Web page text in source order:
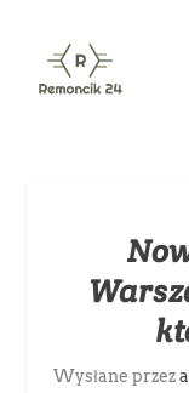
Wysłane przez